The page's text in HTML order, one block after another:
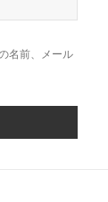
名前、メール